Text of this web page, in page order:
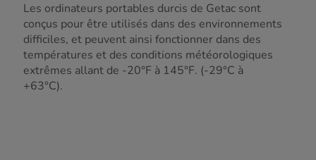
Les ordinateurs portables durcis de Getac sont
conçus pour être utilisés dans des environnements
difficiles, et peuvent ainsi fonctionner dans des
températures et des conditions météorologiques
extrêmes allant de -20°F à 145°F. (-29°C à
+63°C).